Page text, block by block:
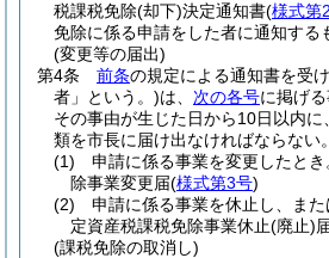
税課税免除(却下)決定通知書(様式第
免除に係る申請をした者に通知する
(変更等の届出)
第4条
前条の規定による通知書を受
者」という。)は、 次の各号に掲げる
その事由が生じた日から10日以内に、
類を市長に届け出なければならない。
(1)
申請に係る事業を変更したと
除事業変更届(様式第3号)
(2)
申請に係る事業を休止し、ま
定資産税課税免除事業休止(廃止)
(課税免除の取消し)